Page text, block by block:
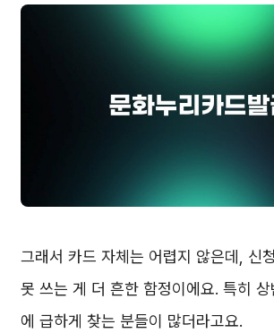
그래서 카드 자체는 어렵지 않은데, 신
못 쓰는 게 더 흔한 함정이에요. 특히
에 급하게 찾는 분들이 많더라고요.